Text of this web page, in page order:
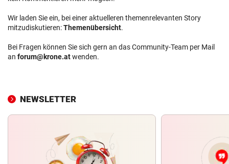
Wir laden Sie ein, bei einer aktuelleren themenrelevanten Story
mitzudiskutieren:Themenübersicht.
Bei Fragen können Sie sich gern an das Community-Team per Mail
an forum@krone.atwenden.
NEWSLETTER